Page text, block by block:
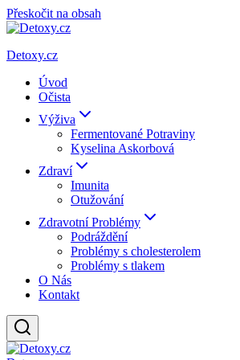
Přeskočit na obsah
Detoxy.cz
Úvod
Očista
Výživa
Fermentované Potraviny
Kyselina Askorbová
Zdraví
Imunita
Otužování
Zdravotní Problémy
Podráždění
Problémy s cholesterolem
Problémy s tlakem
O Nás
Kontakt